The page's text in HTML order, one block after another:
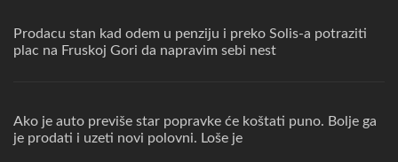
Prodacu stan kad odem u penziju i preko Solis-a potraziti
plac na Fruskoj Gori da napravim sebi nest
Ako je auto previše star popravke će koštati puno. Bolje ga
je prodati i uzeti novi polovni. Loše je